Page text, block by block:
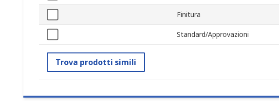
Finitura
Standard/Approvazioni
Trova prodotti simili